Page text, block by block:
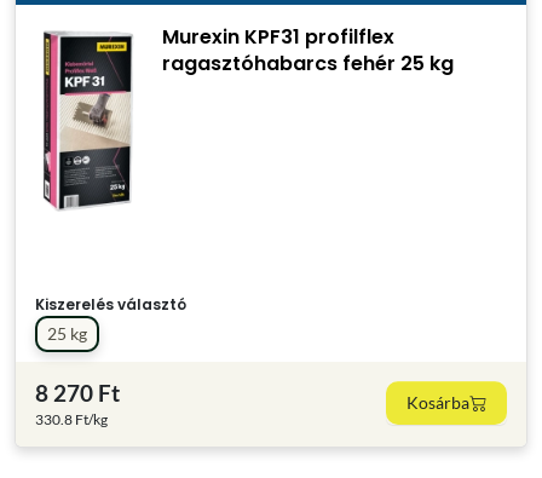
Murexin KPF31 profilflex
ragasztóhabarcs fehér 25 kg
Kiszerelés választó
25 kg
8 270 Ft
330.8 Ft/kg
Kosárba